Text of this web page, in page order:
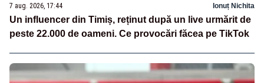
7 aug. 2026, 17:44 Ionuț Nichita
Un influencer din Timiș, reținut după un live urmărit de
peste 22.000 de oameni. Ce provocări făcea pe TikTok